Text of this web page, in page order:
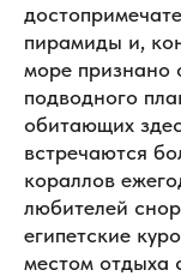
пирамиды и,
море признано
подводного
обитающих
встречаются
кораллов
любителей
египетские
местом отдыха